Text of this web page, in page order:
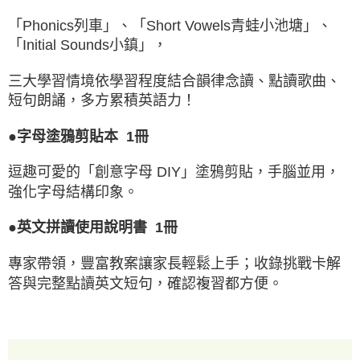
「Phonics列車」、「Short Vowels青蛙小池塘」、
「Initial Sounds小鎮」，
三大學習情境依學習程度結合韻律念讀、點讀歌曲、
短句朗誦，多方累積英語力！
●字母塗鴉剪貼本 1冊
逗趣可愛的「創意字母 DIY」塗鴉剪貼，手腦並用，
強化字母結構印象。
●英文拼讀使用說明書 1冊
專家帶領，豐富教案讓家長輕鬆上手；收錄挑戰卡解
答與完整點讀英文短句，確認複習都方便。